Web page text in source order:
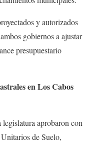
y autorizados
gobiernos a ajustar
presupuestario
en Los Cabos
legislatura aprobaron con
de Suelo,